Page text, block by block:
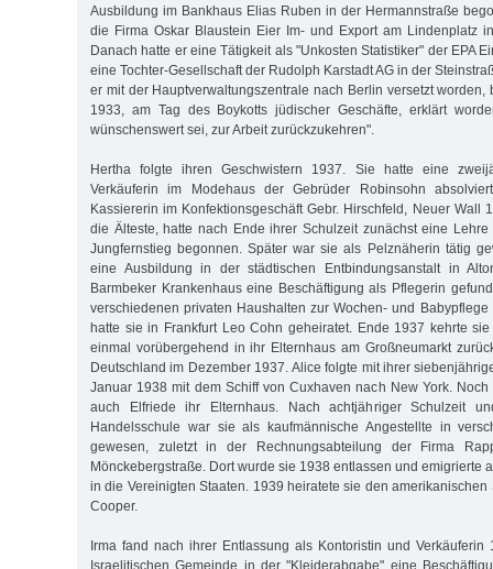
Ausbildung im Bankhaus Elias Ruben in der Hermannstraße
die Firma Oskar Blaustein Eier Im- und Export am Lindenplatz
Danach hatte er eine Tätigkeit als "Unkosten Statistiker" der EPA
eine Tochter-Gesellschaft der Rudolph Karstadt AG in der
er mit der Hauptverwaltungszentrale nach Berlin versetzt worden,
1933, am Tag des Boykotts jüdischer Geschäfte, erklärt
wünschenswert sei, zur Arbeit zurückzukehren".
Hertha folgte ihren Geschwistern 1937. Sie hatte eine
Verkäuferin im Modehaus der Gebrüder Robinsohn
Kassiererin im Konfektionsgeschäft Gebr. Hirschfeld, Neuer Wall
die Älteste, hatte nach Ende ihrer Schulzeit zunächst eine
Jungfernstieg begonnen. Später war sie als Pelznäherin tätig
eine Ausbildung in der städtischen Entbindungsanstalt in
Barmbeker Krankenhaus eine Beschäftigung als Pflegerin
verschiedenen privaten Haushalten zur Wochen- und
hatte sie in Frankfurt Leo Cohn geheiratet. Ende 1937 kehrte
einmal vorübergehend in ihr Elternhaus am Großneumarkt
Deutschland im Dezember 1937. Alice folgte mit ihrer
Januar 1938 mit dem Schiff von Cuxhaven nach New York.
auch Elfriede ihr Elternhaus. Nach achtjähriger Schulzeit
Handelsschule war sie als kaufmännische Angestellte in
gewesen, zuletzt in der Rechnungsabteilung der Firma
Mönckebergstraße. Dort wurde sie 1938 entlassen und emigrierte
in die Vereinigten Staaten. 1939 heiratete sie den amerikanischen
Cooper.
Irma fand nach ihrer Entlassung als Kontoristin und Verkäuferin
Israelitischen Gemeinde in der "Kleiderabgabe" eine